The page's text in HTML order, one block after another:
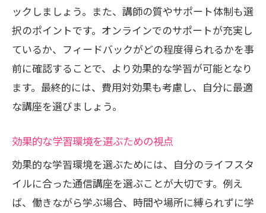
ックしましょう。また、講師の質やサポート体制も選
択のポイントです。オンラインでのサポートが充実し
ているか、フィードバックがどの程度得られるかを事
前に確認することで、より効果的な学習が可能となり
ます。最終的には、費用対効果も考慮し、自分に最適
な講座を選びましょう。
効果的な学習環境を選ぶための視点
効果的な学習環境を選ぶためには、自分のライフスタ
イルに合った通信講座を選ぶことが大切です。例え
ば、働きながら学ぶ場合、時間や場所に縛られずに学